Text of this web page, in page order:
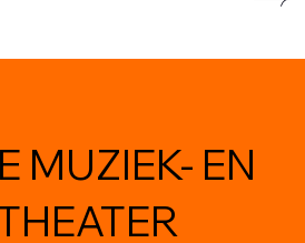
MUZIEK- EN